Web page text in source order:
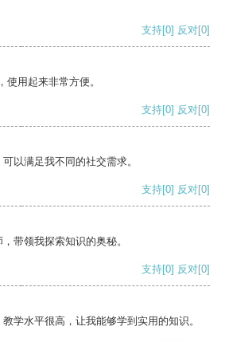
支持[0] 反对[0]
用起来非常方便。
支持[0] 反对[0]
以满足我不同的社交需求。
支持[0] 反对[0]
带领我探索知识的奥秘。
支持[0] 反对[0]
学水平很高，让我能够学到实用的知识。